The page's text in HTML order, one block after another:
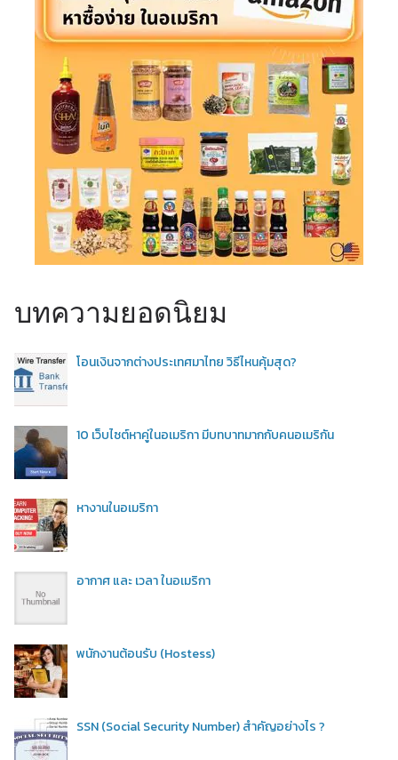
บทความยอดนิยม
โอนเงินจากต่างประเทศมาไทย วิธีไหนคุ้มสุด?
10 เว็บไซต์หาคู่ในอเมริกา มีบทบาทมากกับคนอเมริกัน
หางานในอเมริกา
อากาศ และ เวลา ในอเมริกา
พนักงานต้อนรับ (Hostess)
SSN (Social Security Number) สำคัญอย่างไร ?